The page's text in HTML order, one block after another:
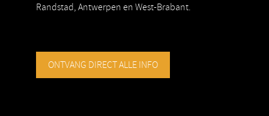
Randstad, Antwerpen en West-Brabant.
ONTVANG DIRECT ALLE INFO